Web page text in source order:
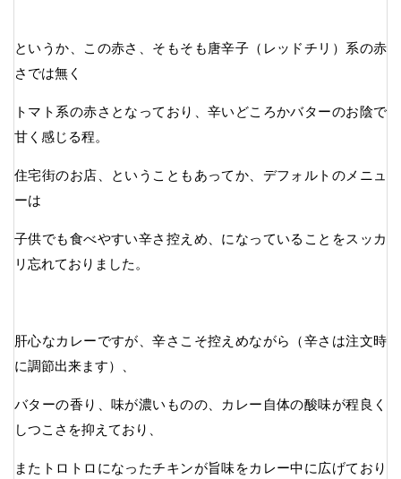
というか、この赤さ、そもそも唐辛子（レッドチリ）系の赤
さでは無く
トマト系の赤さとなっており、辛いどころかバターのお陰で
甘く感じる程。
住宅街のお店、ということもあってか、デフォルトのメニュ
ーは
子供でも食べやすい辛さ控えめ、になっていることをスッカ
リ忘れておりました。
肝心なカレーですが、辛さこそ控えめながら（辛さは注文時
に調節出来ます）、
バターの香り、味が濃いものの、カレー自体の酸味が程良く
しつこさを抑えており、
またトロトロになったチキンが旨味をカレー中に広げており